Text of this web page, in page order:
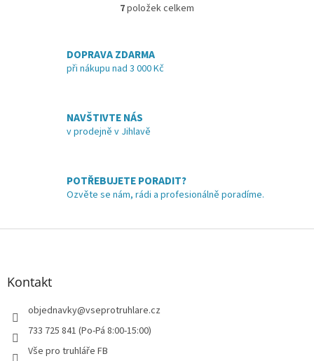
O
d
y
v
ý
i
7položek celkem
DOPRAVA ZDARMA
při nákupu nad 3 000 Kč
NAVŠTIVTE NÁS
v prodejně v Jihlavě
POTŘEBUJETE PORADIT?
Ozvěte se nám, rádi a profesionálně poradíme.
Z
Kontakt
objednavky@vseprotruhlare.cz
733 725 841 (Po-Pá 8:00-15:00)
Vše pro truhláře FB